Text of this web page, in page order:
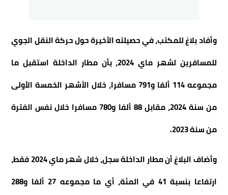
وأفاد بلاغ للمكتب، في حصيلته الأخيرة حول حركة النقل الجوي
للمسافرين لشهر ماي 2024، بأن مطار الداخلة استقبل ما
مجموعه 114 ألفا و791 مسافرا، خلال الأشهر الخمسة الأولى
من سنة 2024، مقابل 88 ألفا و780 مسافرا خلال نفس الفترة
من سنة 2023.
وأضاف البلاغ أن مطار الداخلة سجل، خلال شهر ماي 2024 فقط،
ارتفاعا بنسبة 41 في المئة، أي ما مجموعه 27 ألفا و288